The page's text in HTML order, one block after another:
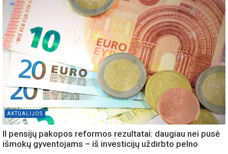
AKTUALIJOS
II pensijų pakopos reformos rezultatai: daugiau nei pusė
išmokų gyventojams – iš investicijų uždirbto pelno